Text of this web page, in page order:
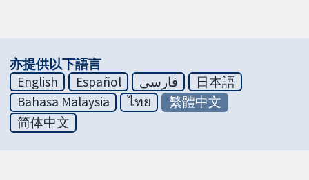
亦提供以下語言
English
Español فارسی
日本語
Bahasa Malaysia
ไทย
繁體中文
简体中文